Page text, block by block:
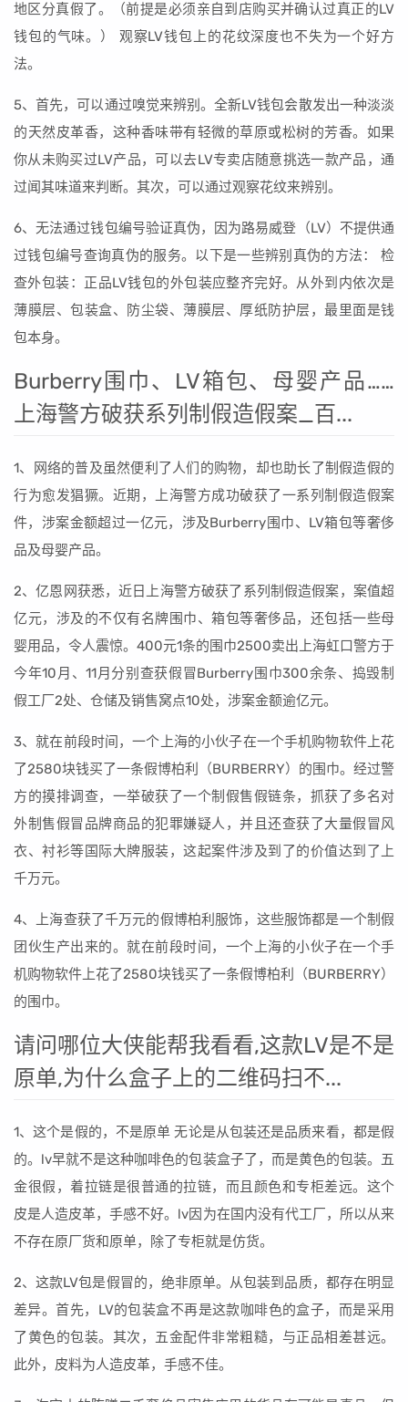
地区分真假了。（前提是必须亲自到店购买并确认过真正的LV
钱包的气味。） 观察LV钱包上的花纹深度也不失为一个好方
法。
5、首先，可以通过嗅觉来辨别。全新LV钱包会散发出一种淡淡
的天然皮革香，这种香味带有轻微的草原或松树的芳香。如果
你从未购买过LV产品，可以去LV专卖店随意挑选一款产品，通
过闻其味道来判断。其次，可以通过观察花纹来辨别。
6、无法通过钱包编号验证真伪，因为路易威登（LV）不提供通
过钱包编号查询真伪的服务。以下是一些辨别真伪的方法： 检
查外包装：正品LV钱包的外包装应整齐完好。从外到内依次是
薄膜层、包装盒、防尘袋、薄膜层、厚纸防护层，最里面是钱
包本身。
Burberry围巾、LV箱包、母婴产品……
上海警方破获系列制假造假案_百...
1、网络的普及虽然便利了人们的购物，却也助长了制假造假的
行为愈发猖獗。近期，上海警方成功破获了一系列制假造假案
件，涉案金额超过一亿元，涉及Burberry围巾、LV箱包等奢侈
品及母婴产品。
2、亿恩网获悉，近日上海警方破获了系列制假造假案，案值超
亿元，涉及的不仅有名牌围巾、箱包等奢侈品，还包括一些母
婴用品，令人震惊。400元1条的围巾2500卖出上海虹口警方于
今年10月、11月分别查获假冒Burberry围巾300余条、捣毁制
假工厂2处、仓储及销售窝点10处，涉案金额逾亿元。
3、就在前段时间，一个上海的小伙子在一个手机购物软件上花
了2580块钱买了一条假博柏利（BURBERRY）的围巾。经过警
方的摸排调查，一举破获了一个制假售假链条，抓获了多名对
外制售假冒品牌商品的犯罪嫌疑人，并且还查获了大量假冒风
衣、衬衫等国际大牌服装，这起案件涉及到了的价值达到了上
千万元。
4、上海查获了千万元的假博柏利服饰，这些服饰都是一个制假
团伙生产出来的。就在前段时间，一个上海的小伙子在一个手
机购物软件上花了2580块钱买了一条假博柏利（BURBERRY）
的围巾。
请问哪位大侠能帮我看看,这款LV是不是
原单,为什么盒子上的二维码扫不...
1、这个是假的，不是原单 无论是从包装还是品质来看，都是假
的。lv早就不是这种咖啡色的包装盒子了，而是黄色的包装。五
金很假，着拉链是很普通的拉链，而且颜色和专柜差远。这个
皮是人造皮革，手感不好。lv因为在国内没有代工厂，所以从来
不存在原厂货和原单，除了专柜就是仿货。
2、这款LV包是假冒的，绝非原单。从包装到品质，都存在明显
差异。首先，LV的包装盒不再是这款咖啡色的盒子，而是采用
了黄色的包装。其次，五金配件非常粗糙，与正品相差甚远。
此外，皮料为人造皮革，手感不佳。